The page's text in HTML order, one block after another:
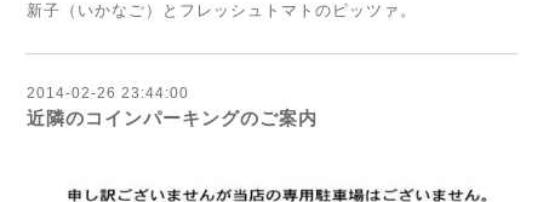
新子（いかなご）とフレッシュトマトのピッツァ。
2014-02-26 23:44:00
近隣のコインパーキングのご案内